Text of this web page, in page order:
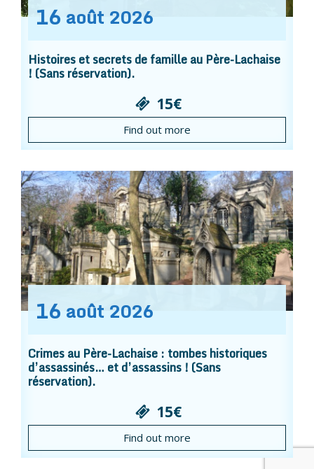
16 août 2026
Histoires et secrets de famille au Père-Lachaise
! (Sans réservation).
15€
Find out more
16 août 2026
Crimes au Père-Lachaise : tombes historiques
d’assassinés… et d’assassins ! (Sans
réservation).
15€
Find out more